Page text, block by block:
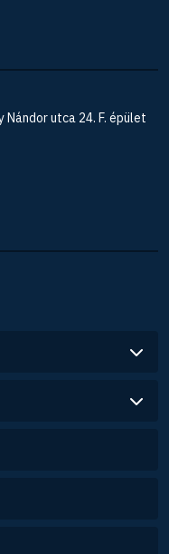
utca 24. F. épület